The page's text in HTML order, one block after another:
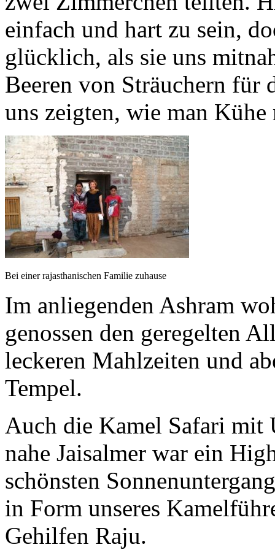
einfach und hart zu sein,
glücklich, als sie uns
Beeren von Sträuchern für
uns zeigten, wie man Kühe
Bei einer rajasthanischen Familie zuhause
Im anliegenden Ashram
genossen den geregelten
leckeren Mahlzeiten und
Tempel.
Auch die Kamel Safari mit
nahe Jaisalmer war ein
schönsten
in Form unseres
Gehilfen Raju.